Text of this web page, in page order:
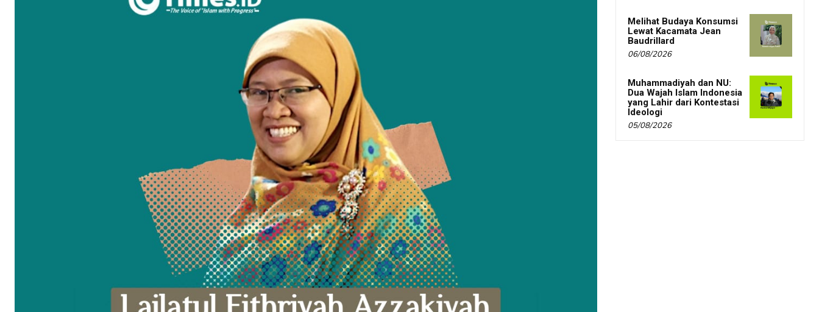
Melihat Budaya Konsumsi
Lewat Kacamata Jean
Baudrillard
06/08/2026
Muhammadiyah dan NU:
Dua Wajah Islam Indonesia
yang Lahir dari Kontestasi
Ideologi
05/08/2026